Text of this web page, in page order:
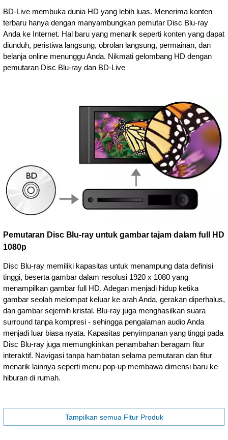
BD-Live membuka dunia HD yang lebih luas. Menerima konten
terbaru hanya dengan manyambungkan pemutar Disc Blu-ray
Anda ke Internet. Hal baru yang menarik seperti konten yang dapat
diunduh, peristiwa langsung, obrolan langsung, permainan, dan
belanja online menunggu Anda. Nikmati gelombang HD dengan
pemutaran Disc Blu-ray dan BD-Live
Pemutaran Disc Blu-ray untuk gambar tajam dalam full HD
1080p
Disc Blu-ray memiliki kapasitas untuk menampung data definisi
tinggi, beserta gambar dalam resolusi 1920 x 1080 yang
menampilkan gambar full HD. Adegan menjadi hidup ketika
gambar seolah melompat keluar ke arah Anda, gerakan diperhalus,
dan gambar sejernih kristal. Blu-ray juga menghasilkan suara
surround tanpa kompresi - sehingga pengalaman audio Anda
menjadi luar biasa nyata. Kapasitas penyimpanan yang tinggi pada
Disc Blu-ray juga memungkinkan penambahan beragam fitur
interaktif. Navigasi tanpa hambatan selama pemutaran dan fitur
menarik lainnya seperti menu pop-up membawa dimensi baru ke
hiburan di rumah.
Tampilkan semua Fitur Produk